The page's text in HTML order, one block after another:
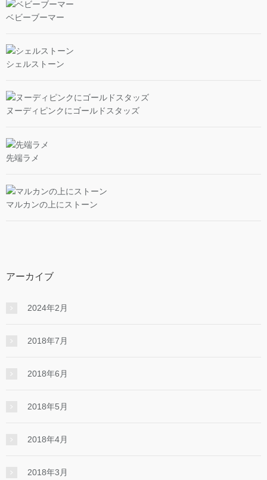
ベビーブーマー
シェルストーン
ヌーディピンクにゴールドスタッズ
先端ラメ
マルカンの上にストーン
アーカイブ
2024年2月
2018年7月
2018年6月
2018年5月
2018年4月
2018年3月